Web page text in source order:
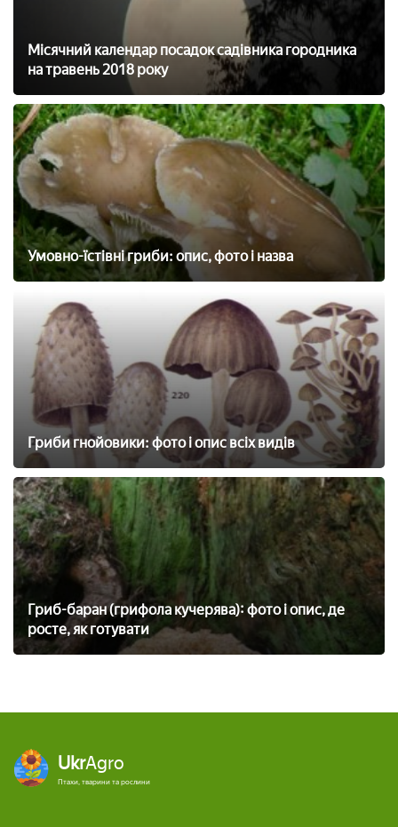
Місячний календар посадок садівника городника
на травень 2018 року
Умовно-їстівні гриби: опис, фото і назва
Гриби гнойовики: фото і опис всіх видів
Гриб-баран (грифола кучерява): фото і опис, де
росте, як готувати
UkrAgro
Птахи, тварини та рослини